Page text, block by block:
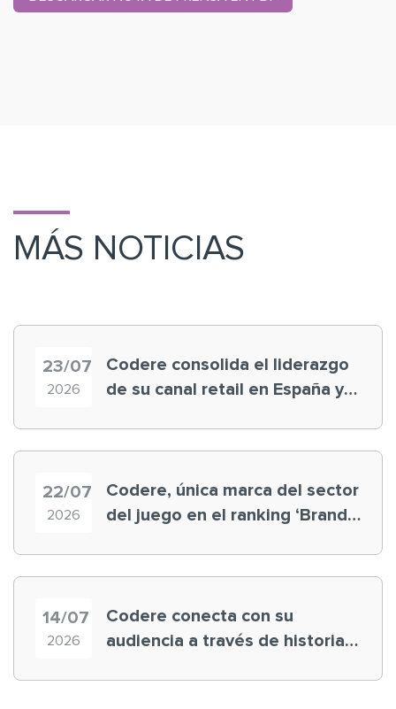
MÁS NOTICIAS
23/07
2026
Codere consolida el liderazgo
de su canal retail en España y
22/07
2026
Codere, única marca del sector
del juego en el ranking ‘Brand
14/07
2026
Codere conecta con su
audiencia a través de historias